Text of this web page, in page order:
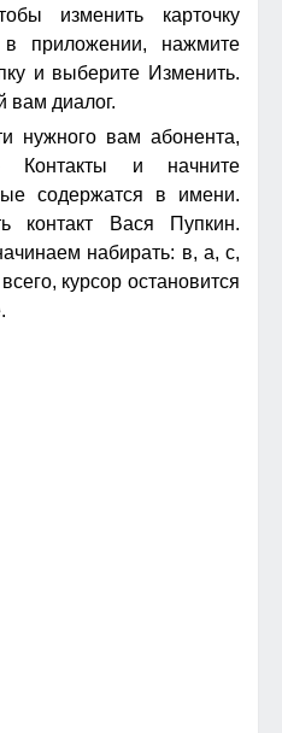
изменить карточку
в приложении, нажмите
и выберите Изменить.
вам диалог.
нужного вам абонента,
Контакты и начните
содержатся в имени.
контакт Вася Пупкин.
набирать: в, а, с,
курсор остановится